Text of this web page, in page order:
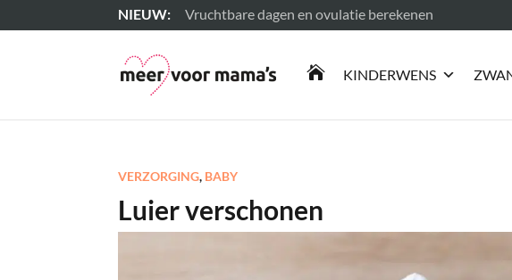
Vruchtbare dagen en ovulatie berekenen
Lees meer
 KINDERWENS
VERZORGING, BABY
Luier verschonen